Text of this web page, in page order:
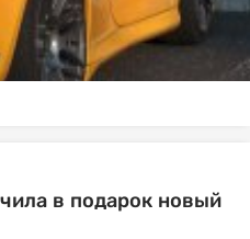
в подарок новый